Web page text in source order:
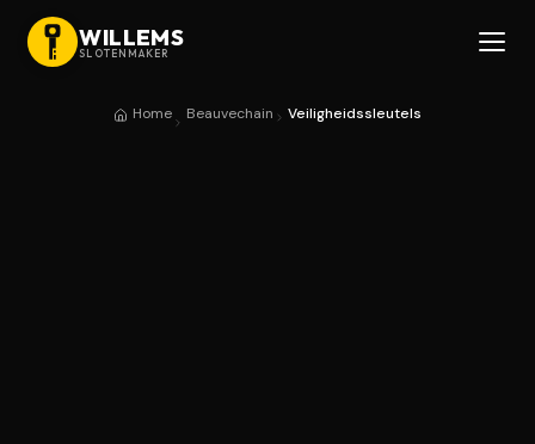
WILLEMS
SLOTENMAKER
Home Beauvechain Veiligheidssleutels